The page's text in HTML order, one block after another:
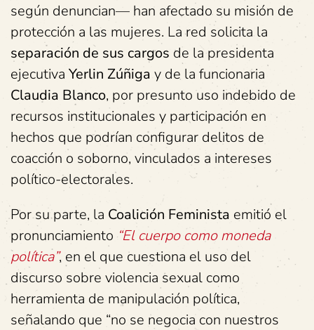
según denuncian— han afectado su misión de
protección a las mujeres. La red solicita la
separación de sus cargos de la presidenta
ejecutiva Yerlin Zúñiga y de la funcionaria
Claudia Blanco, por presunto uso indebido de
recursos institucionales y participación en
hechos que podrían configurar delitos de
coacción o soborno, vinculados a intereses
político-electorales.
Por su parte, la Coalición Feminista emitió el
pronunciamiento “El cuerpo como moneda
política”, en el que cuestiona el uso del
discurso sobre violencia sexual como
herramienta de manipulación política,
señalando que “no se negocia con nuestros